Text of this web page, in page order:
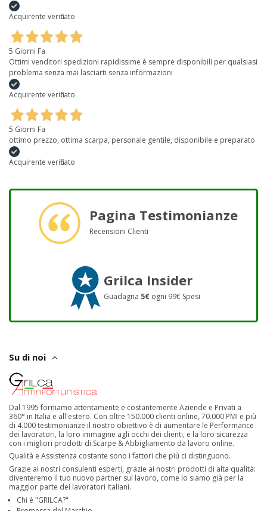
Acquirente verificato
5 Giorni Fa
Ottimi venditori spedizioni rapidissime è sempre disponibili per qualsiasi
problema senza mai lasciarti senza informazioni
Acquirente verificato
5 Giorni Fa
ottimo prezzo, ottima scarpa, personale gentile, disponibile e preparato
Acquirente verificato
Pagina Testimonianze
Recensioni Clienti
Grilca Insider
Guadagna 5€ ogni 99€ Spesi
Su di noi
Dal 1995 forniamo attentamente e costantemente Aziende e Privati a
360° in Italia e all'estero. Con oltre 150.000 clienti online, 70.000 PMI e più
di 4.000 testimonianze il nostro obiettivo è di aumentare le Performance
dei lavoratori, la loro immagine agli occhi dei clienti, e la loro sicurezza
con i migliori prodotti di Scarpe & Abbigliamento da lavoro online.
Qualità e Assistenza costante sono i fattori che più ci distinguono.
Grazie ai nostri consulenti esperti, grazie ai nostri prodotti di alta qualità:
diventeremo il tuo nuovo partner sul lavoro, come lo siamo già per la
maggior parte dei lavoratori Italiani.
Chi è "GRILCA?"